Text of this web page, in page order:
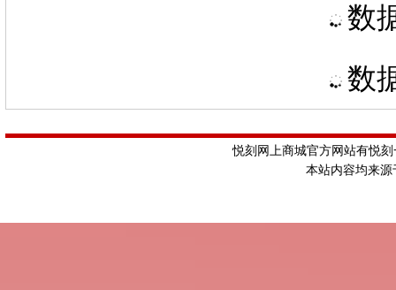
数
数
悦刻网上商城官方网站有悦
本站内容均来